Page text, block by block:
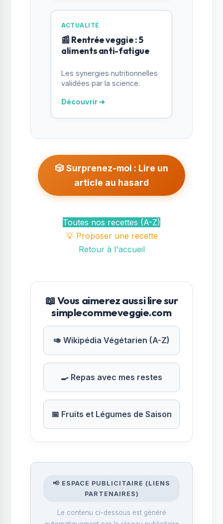
ACTUALITÉ
📰 Rentrée veggie : 5
aliments anti-fatigue
Les synergies nutritionnelles
validées par la science.
Découvrir ➔
🎲 Surprenez-moi : Lire un
article au hasard
Toutes nos recettes (A-Z)
💡 Proposer une recette
Retour à l'accueil
📖 Vous aimerez aussi lire sur
simplecommeveggie.com
🥑 Wikipédia Végétarien (A-Z)
🍳 Repas avec mes restes
📅 Fruits et Légumes de Saison
📢 ESPACE PUBLICITAIRE (LIENS
PARTENAIRES)
Le contenu ci-dessous est généré